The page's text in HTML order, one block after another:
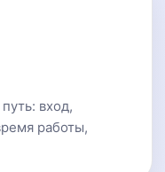
вход,
работы,